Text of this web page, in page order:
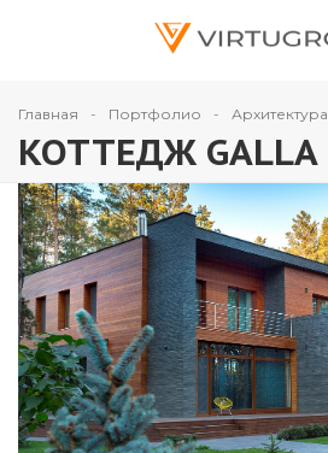
Главная Портфолио Архитектура
КОТТЕДЖ GALLA